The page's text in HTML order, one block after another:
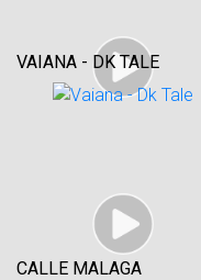
VAIANA - DK TALE
CALLE MALAGA